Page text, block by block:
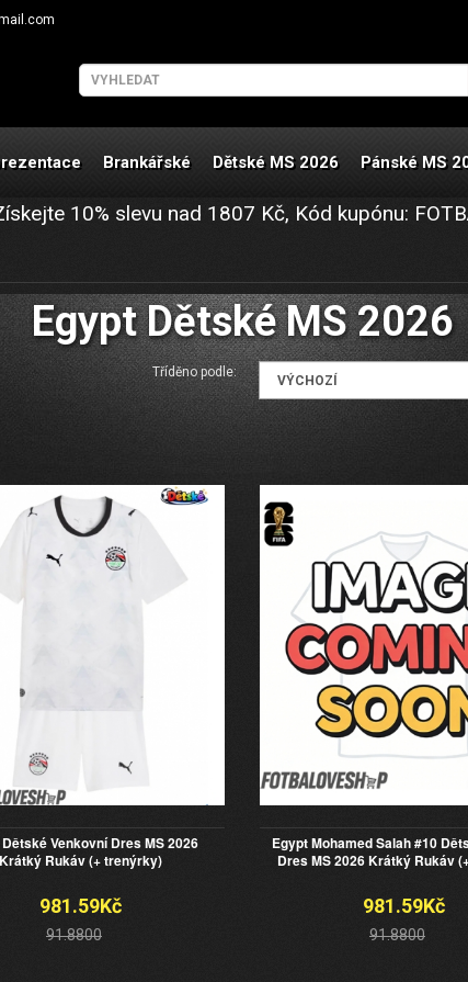
Brankářské Dětské MS 2026 Pánské MS
10% slevu nad 1807 Kč, Kód kupónu:
Egypt Dětské MS 2026
Tříděno podle:
Venkovní Dres MS 2026
Krátký Rukáv (+ trenýrky)
981.59Kč
91.8800
Egypt Mohamed Salah #10
Dres MS 2026 Krátký Rukáv
981.59Kč
91.8800